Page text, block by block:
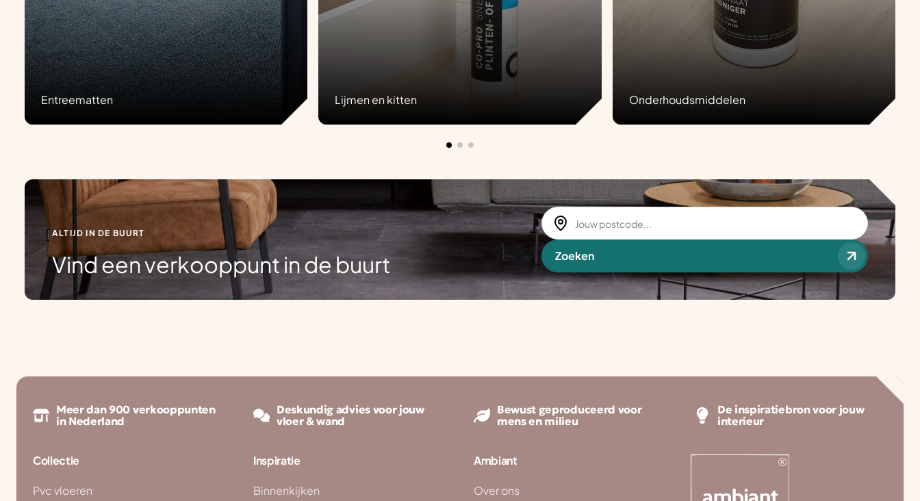
Entreematten Lijmen en kitten Onderhoudsmiddelen
ALTIJD IN DE BUURT
Vind een verkooppunt in de buurt Zoeken
Meer dan 900 verkooppunten
in Nederland
Deskundig advies voor jouw
vloer & wand
Bewust geproduceerd voor
mens en milieu
De inspiratiebron voor jouw
interieur
Collectie
Pvc vloeren
Inspiratie
Binnenkijken
Ambiant
Over ons